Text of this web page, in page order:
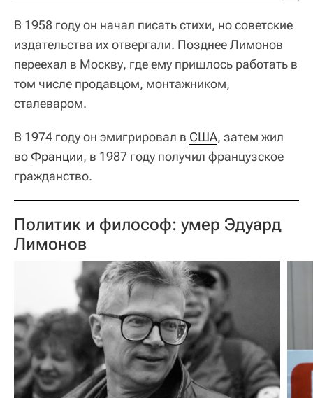
В 1958 году он начал писать стихи, но советские
издательства их отвергали. Позднее Лимонов
переехал в Москву, где ему пришлось работать в
том числе продавцом, монтажником,
сталеваром.
В 1974 году он эмигрировал в США, затем жил
во Франции, в 1987 году получил французское
гражданство.
Политик и философ: умер Эдуард
Лимонов